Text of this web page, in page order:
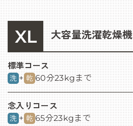
XL 大容量洗濯乾燥機
標準コース
洗 + 乾 23kgまで
60分
念入りコース
洗 + 乾 23kgまで
65分